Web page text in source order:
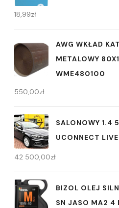
18,99zł
AWG WKŁAD
METALOWY
WME480100
550,00zł
SALONOWY 1.4
UCONNECT
42 500,00zł
BIZOL OLEJ
SN JASO MA2 4